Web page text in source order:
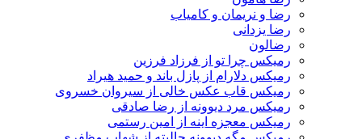
رضا و نریمان و کامیاب
رضا یزدانی
رضالون
رمیکس چرا تو از فرزاد فرزین
رمیکس دلارام از پازل باند و حمید هیراد
رمیکس قاب عکس خالی از سیروان خسروی
رمیکس مرد دیوونه از رضا صادقی
رمیکس معجزه اینه از امین رستمی